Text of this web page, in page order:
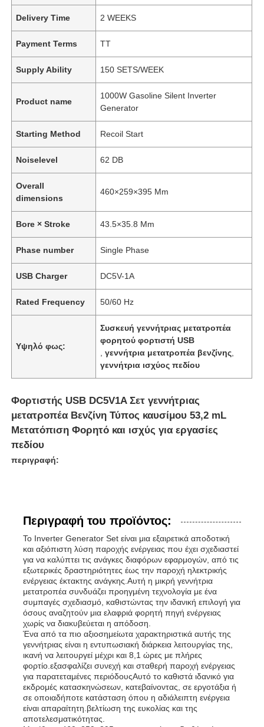
Αρχική Σελίδα
Προϊόντα
Βίντεο
Delivery Time 2 WEEKS
Payment Terms TT
Supply Ability 150 SETS/WEEK
Product name
1000W Gasoline Silent Inverter
Generator
Starting Method Recoil Start
Noiselevel 62 DB
Overall
dimensions
460×259×395 Mm
Bore × Stroke 43.5×35.8 Mm
Phase number Single Phase
USB Charger DC5V-1A
Rated Frequency 50/60 Hz
Υψηλό φως:
Συσκευή γεννήτριας μετατροπέα
φορητού φορτιστή USB
,γεννήτρια μετατροπέα βενζίνης
γεννήτρια ισχύος πεδίου
Φορτιστής USB DC5V1A Σετ γεννήτριας
μετατροπέα Βενζίνη Τύπος καυσίμου 53,2 mL
Μετατόπιση Φορητό και ισχύς για εργασίες
πεδίου
περιγραφή:
Περιγραφή του προϊόντος:
Το Inverter Generator Set είναι μια εξαιρετικά αποδοτική
και αξιόπιστη λύση παροχής ενέργειας που έχει σχεδιαστεί
για να καλύπτει τις ανάγκες διαφόρων εφαρμογών, από τις
εξωτερικές δραστηριότητες έως την παροχή ηλεκτρικής
ενέργειας έκτακτης ανάγκης.Αυτή η μικρή γεννήτρια
μετατροπέα συνδυάζει προηγμένη τεχνολογία με ένα
συμπαγές σχεδιασμό, καθιστώντας την ιδανική επιλογή για
όσους αναζητούν μια ελαφριά φορητή πηγή ενέργειας
χωρίς να διακυβεύεται η απόδοση.
Ένα από τα πιο αξιοσημείωτα χαρακτηριστικά αυτής της
γεννήτριας είναι η εντυπωσιακή διάρκεια λειτουργίας της,
ικανή να λειτουργεί μέχρι και 8,1 ώρες με πλήρες
φορτίο.εξασφαλίζει συνεχή και σταθερή παροχή ενέργειας
για παρατεταμένες περιόδουςΑυτό το καθιστά ιδανικό για
εκδρομές κατασκηνώσεων, κατεβαίνοντας, σε εργοτάξια ή
σε οποιαδήποτε κατάσταση όπου η αδιάλειπτη ενέργεια
είναι απαραίτητη.βελτίωση της ευκολίας και της
αποτελεσματικότητας.